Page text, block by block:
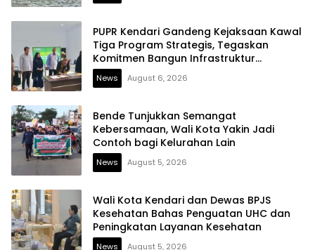
PUPR Kendari Gandeng Kejaksaan Kawal
Tiga Program Strategis, Tegaskan
Komitmen Bangun Infrastruktur
Berintegritas
News August 6, 2026
Bende Tunjukkan Semangat
Kebersamaan, Wali Kota Yakin Jadi
Contoh bagi Kelurahan Lain
News August 5, 2026
Wali Kota Kendari dan Dewas BPJS
Kesehatan Bahas Penguatan UHC dan
Peningkatan Layanan Kesehatan
News August 5, 2026